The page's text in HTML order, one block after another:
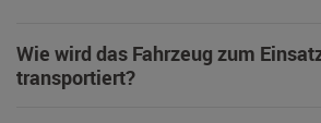
Wie wird das Fahrzeug zum
transportiert?